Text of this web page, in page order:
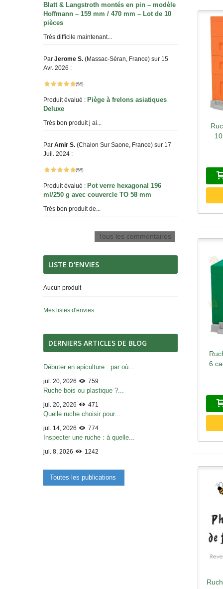
Blatt & Langstroth montés en pin – modèle
Hoffmann – 159 mm / 470 mm – Lot de 10
pièces
Très difficile maintenant...
Par Jerome S. (Massac-Séran, France) sur 15
Avr. 2026 :
(5/5)
Produit évalué : Piège à frelons asiatiques
Deluxe
Très bon produit j ai...
Par Amir S. (Chalon Sur Saone, France) sur 17
Juil. 2024 :
(5/5)
Produit évalué : Pot verre hexagonal 196
ml/250 g avec couvercle TO 58 mm
Très bon produit de...
Tous les commentaires
LISTE D'ENVIES
Aucun produit
Mes listes d'envies
DERNIERS ARTICLES DE BLOG
Débuter en apiculture : par où...
jul. 20, 2026 759
Ruche bois ou plastique ?...
jul. 20, 2026 471
Quelle ruche choisir pour...
jul. 14, 2026 774
Inspecter une ruche : à quelle...
jul. 8, 2026 1242
Toutes les publications
6